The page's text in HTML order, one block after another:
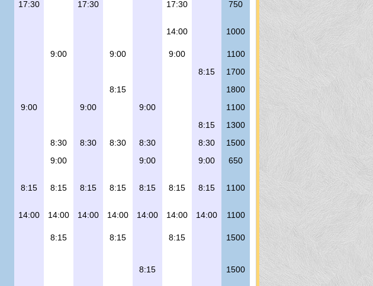
17:30 17:30 17:30 750
14:00 1000
9:00 9:00 9:00
1100
8:15
1700
8:15
1800
9:00 9:00 9:00 1 100
8:15
1300
8:30 8:30 8:30 8:30 8:30 1500
9:00 9:00 9:00
650
8:15 8:15 8:15 8:15 8:15 8:15 8:15 1 100
14:00 14:00 14:00 14:00 14:00 14:00 14:00
1100
8:15 8:15 8:15 1500
8:15 1500